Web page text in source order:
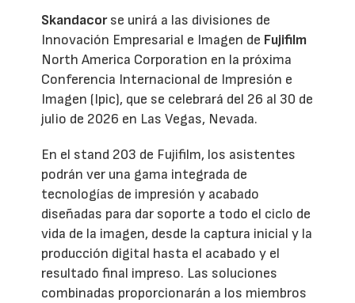
Skandacorse unirá a las divisiones de
Innovación Empresarial e Imagen de Fujifilm
North America Corporation en la próxima
Conferencia Internacional de Impresión e
Imagen (Ipic), que se celebrará del 26 al 30 de
julio de 2026 en Las Vegas, Nevada.
En el stand 203 de Fujifilm, los asistentes
podrán ver una gama integrada de
tecnologías de impresión y acabado
diseñadas para dar soporte a todo el ciclo de
vida de la imagen, desde la captura inicial y la
producción digital hasta el acabado y el
resultado final impreso. Las soluciones
combinadas proporcionarán a los miembros